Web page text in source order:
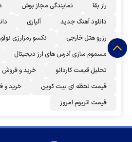
راز بقا
نمایندگی مجاز بوش
دانلود آهنگ جدید
آلپاری
رزرو هتل خارجی
نکسو رمزارزی
مسموم سازی آدرس های ارز دیجیتال
تحلیل قیمت کاردانو
خرید و فروش
قیمت لحظه ای بیت کوین
خرید و
قیمت اتریوم امروز